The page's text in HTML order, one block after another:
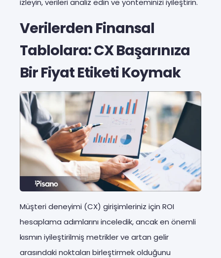
izleyin, verileri analiz edin ve yönteminizi iyileştirin.
Verilerden Finansal
Tablolara: CX Başarınıza
Bir Fiyat Etiketi Koymak
Müşteri deneyimi (CX) girişimleriniz için ROI
hesaplama adımlarını inceledik, ancak en önemli
kısmın iyileştirilmiş metrikler ve artan gelir
arasındaki noktaları birleştirmek olduğunu